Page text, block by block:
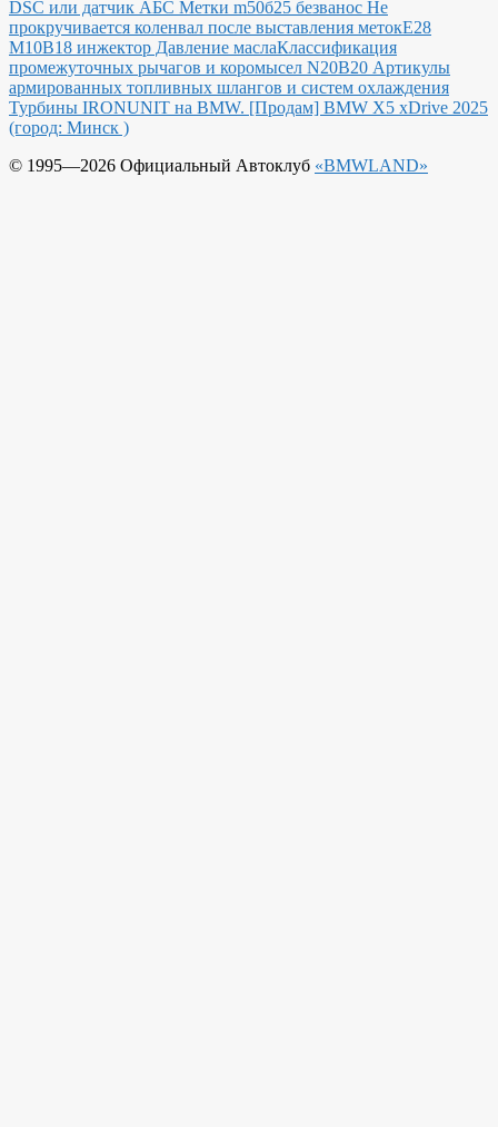
DSC или датчик АБС Метки m50б25 безванос Не
прокручивается коленвал после выставления метокЕ28
М10В18 инжектор Давление маслаКлассификация
промежуточных рычагов и коромысел N20B20 Артикулы
армированных топливных шлангов и систем охлаждения
Турбины IRONUNIT на BMW. [Продам] BMW X5 xDrive 2025
(город: Минск )
© 1995—2026 Официальный Автоклуб «BMWLAND»